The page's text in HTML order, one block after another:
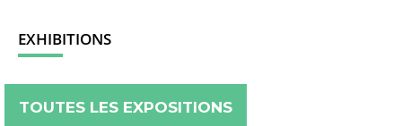
EXHIBITIONS
TOUTES LES EXPOSITIONS